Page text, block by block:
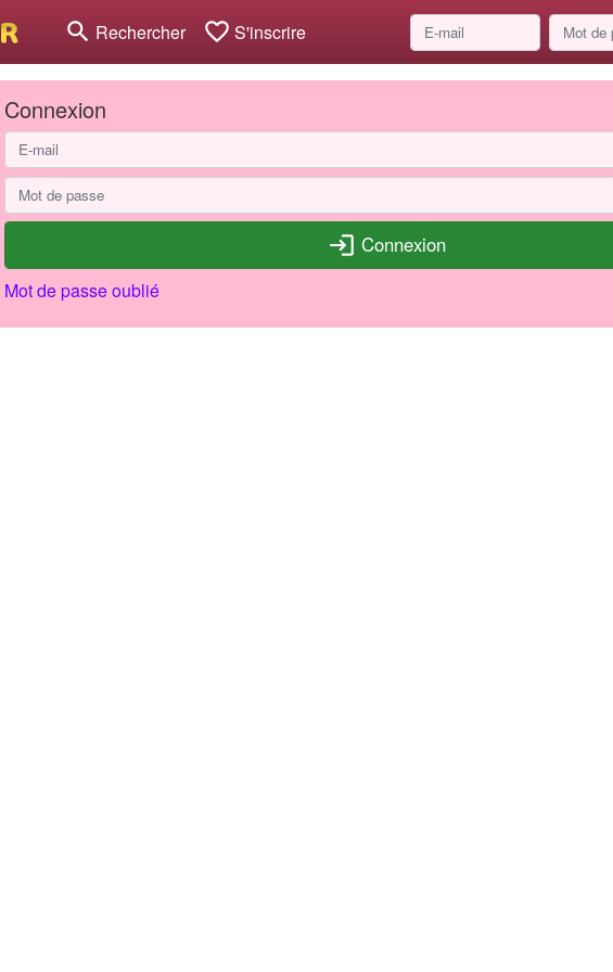
search Rechercher favorite_border S'inscrire
Connexion
login Connexion
Mot de passe oublié